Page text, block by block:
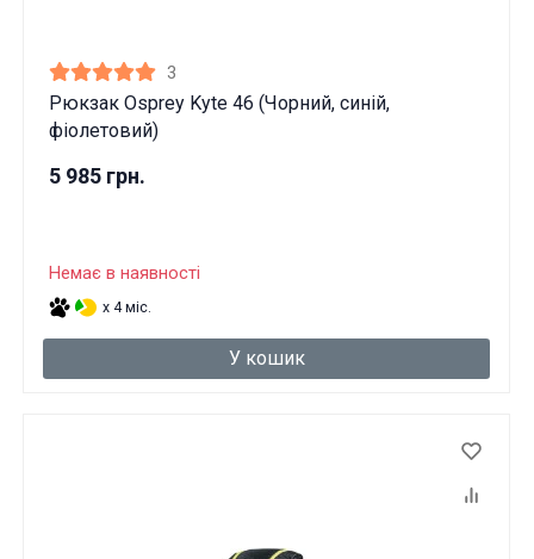
3
Рюкзак Osprey Kyte 46 (Чорний, синій,
фіолетовий)
5 985 грн.
Немає в наявності
x 4 міс.
У кошик